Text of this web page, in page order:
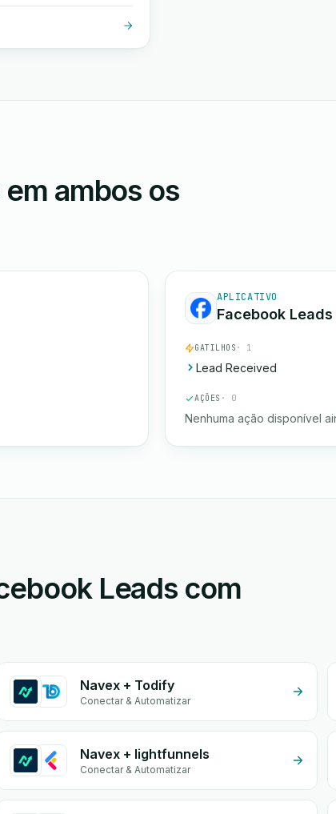
ambos os
APLICATIVO
Facebook Leads
GATILHOS · 1
Lead Received
AÇÕES · 0
Nenhuma ação disponível
Leads com
Navex + Todify
Conectar & Automatizar
Navex + lightfunnels
Conectar & Automatizar